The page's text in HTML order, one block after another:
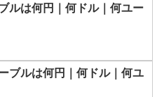
ルは何円｜何ドル｜何ユー
ブルは何円｜何ドル｜何ユ